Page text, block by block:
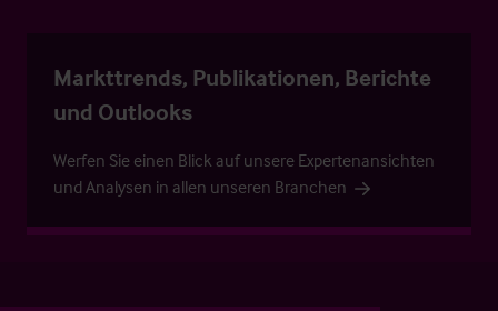
Markttrends, Publikationen, Berichte
und Outlooks
Werfen Sie einen Blick auf unsere Expertenansichten
und Analysen in allen unseren Branchen